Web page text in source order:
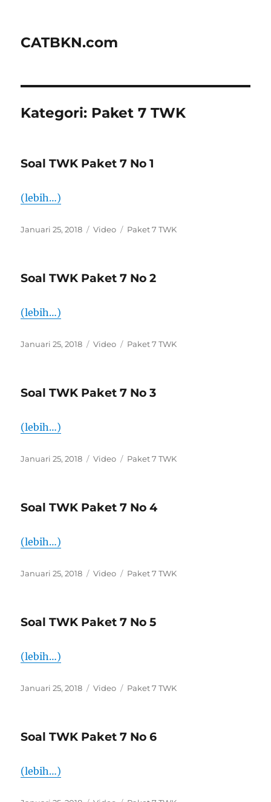
CATBKN.com
Kategori: Paket 7 TWK
Soal TWK Paket 7 No 1
(lebih…)
Diposkan
Januari 25, 2018 Format
Video Kategori
Paket 7 TWK
Soal TWK Paket 7 No 2
(lebih…)
Diposkan
Januari 25, 2018 Format
Video Kategori
Paket 7 TWK
Soal TWK Paket 7 No 3
(lebih…)
Diposkan
Januari 25, 2018 Format
Video Kategori
Paket 7 TWK
Soal TWK Paket 7 No 4
(lebih…)
Diposkan
Januari 25, 2018 Format
Video Kategori
Paket 7 TWK
Soal TWK Paket 7 No 5
(lebih…)
Diposkan
Januari 25, 2018 Format
Video Kategori
Paket 7 TWK
Soal TWK Paket 7 No 6
(lebih…)